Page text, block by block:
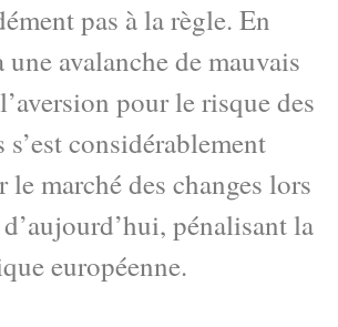
pas à la règle. En
une avalanche de mauvais
pour le risque des
s’est considérablement
le marché des changes lors
pénalisant la
européenne.